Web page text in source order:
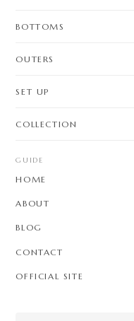
BOTTOMS
OUTERS
SET UP
COLLECTION
GUIDE
HOME
ABOUT
BLOG
CONTACT
OFFICIAL SITE